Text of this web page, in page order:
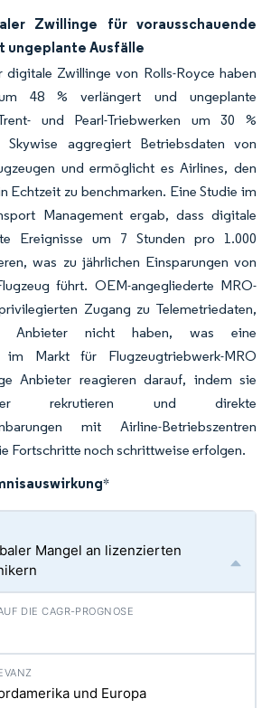
Zwillinge für vorausschauende
ungeplante Ausfälle
Zwillinge von Rolls-Royce haben
48 % verlängert und ungeplante
und Pearl-Triebwerken um 30 %
Skywise aggregiert Betriebsdaten von
und ermöglicht es Airlines, den
Echtzeit zu benchmarken. Eine Studie im
Management ergab, dass digitale
Ereignisse um 7 Stunden pro 1.000
was zu jährlichen Einsparungen von
führt. OEM-angegliederte MRO-
Zugang zu Telemetriedaten,
Anbieter nicht haben, was eine
im Markt für Flugzeugtriebwerk-MRO
Anbieter reagieren darauf, indem sie
rekrutieren und direkte
mit Airline-Betriebszentren
Fortschritte noch schrittweise erfolgen.
*
Mangel an lizenzierten
und Europa